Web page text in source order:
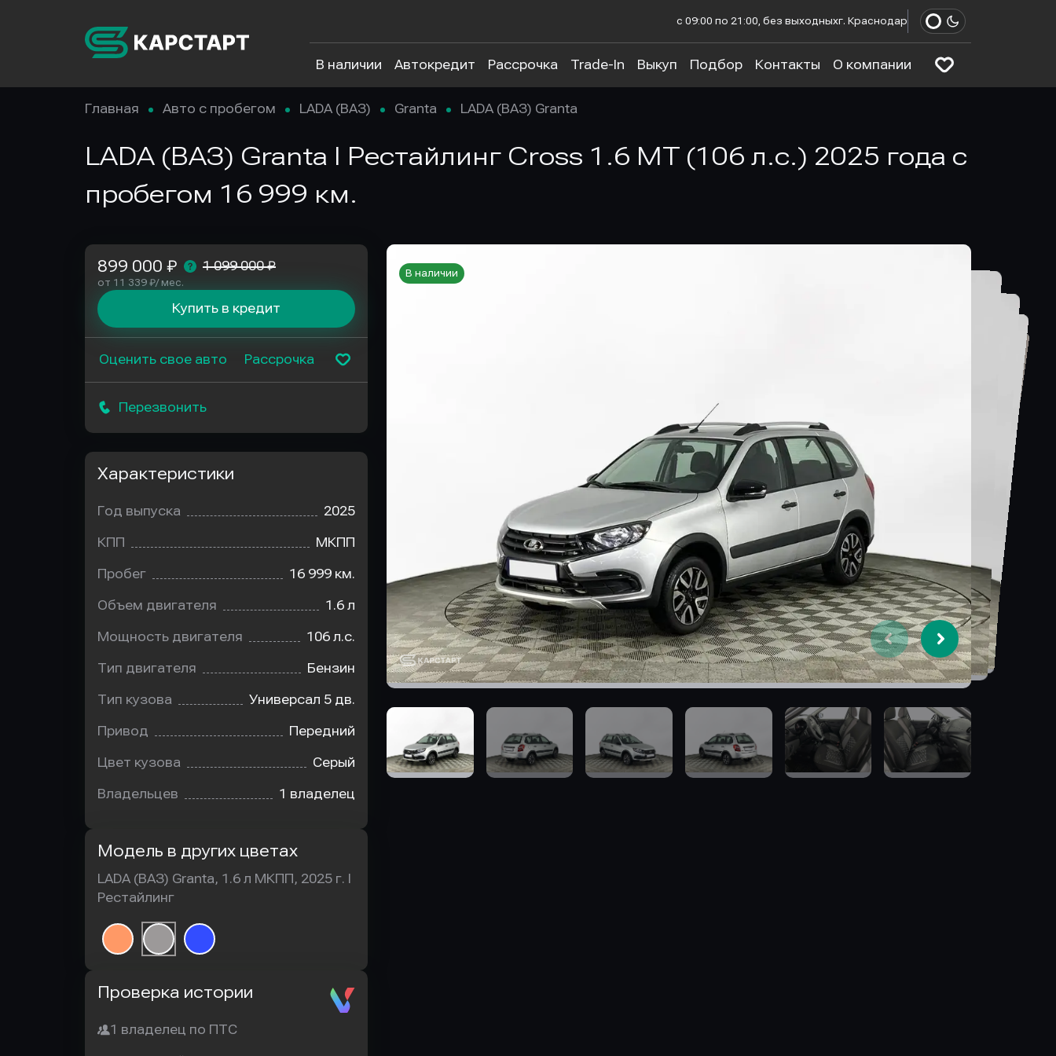
с 09:00 по 21:00, без выходныхг. Краснодар
В наличии Автокредит Рассрочка Trade-In Выкуп Подбор Контакты О компании
Главная Авто с пробегом LADA (ВАЗ) Granta LADA (ВАЗ) Granta
LADA (ВАЗ) Granta I Рестайлинг Cross 1.6 MT (106 л.с.) 2025 года с
пробегом 16 999 км.
В наличии
899 000 ₽ 1 099 000 ₽
от 11 339 ₽/ мес.
Купить в кредит
Оценить свое авто Рассрочка
Перезвонить
Характеристики
Год выпуска 2025
КПП МКПП
Пробег 16 999 км.
Объем двигателя 1.6 л
Мощность двигателя 106 л.с.
Тип двигателя Бензин
Тип кузова Универсал 5 дв.
Привод Передний
Цвет кузова Серый
Владельцев 1 владелец
Модель в других цветах
LADA (ВАЗ) Granta, 1.6 л МКПП, 2025 г. I
Рестайлинг
Проверка истории
1 владелец по ПТС